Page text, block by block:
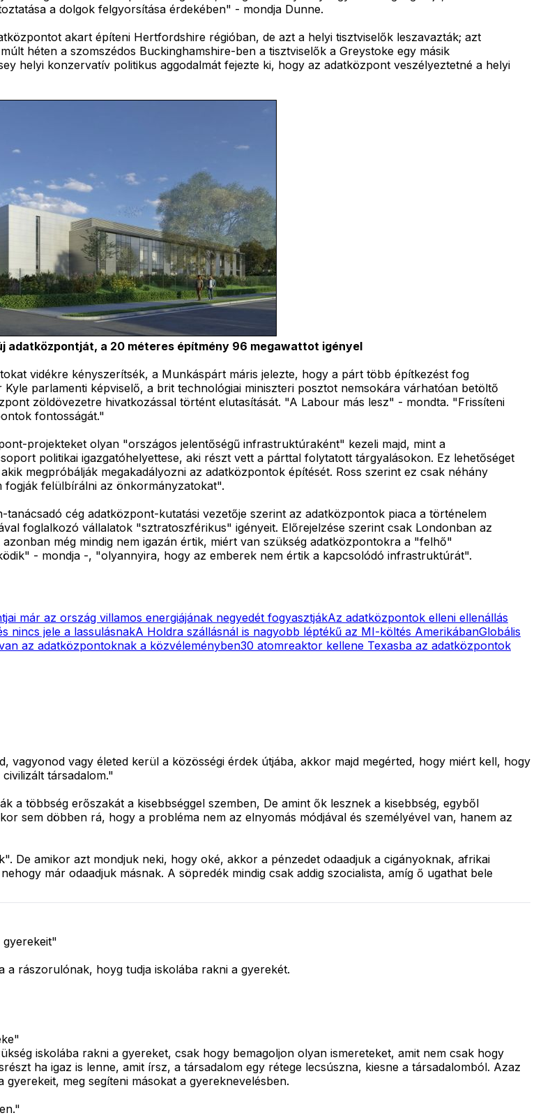
a dolgok felgyorsítása érdekében" - mondja Dunne.
akart építeni Hertfordshire régióban, de azt a helyi tisztviselők leszavazták; azt
héten a szomszédos Buckinghamshire-ben a tisztviselők a Greystoke egy másik
helyi konzervatív politikus aggodalmát fejezte ki, hogy az adatközpont veszélyeztetné a helyi
adatközpontját, a 20 méteres építmény 96 megawattot igényel
vidékre kényszerítsék, a Munkáspárt máris jelezte, hogy a párt több építkezést fog
parlamenti képviselő, a brit technológiai miniszteri posztot nemsokára várhatóan betöltő
zöldövezetre hivatkozással történt elutasítását. "A Labour más lesz" - mondta. "Frissíteni
fontosságát."
projekteket olyan "országos jelentőségű infrastruktúraként" kezeli majd, mint a
politikai igazgatóhelyettese, aki részt vett a párttal folytatott tárgyalásokon. Ez lehetőséget
megpróbálják megakadályozni az adatközpontok építését. Ross szerint ez csak néhány
felülbírálni az önkormányzatokat".
cég adatközpont-kutatási vezetője szerint az adatközpontok piaca a történelem
foglalkozó vállalatok "sztratoszférikus" igényeit. Előrejelzése szerint csak Londonban az
még mindig nem igazán értik, miért van szükség adatközpontokra a "felhő"
- mondja -, "olyannyira, hogy az emberek nem értik a kapcsolódó infrastruktúrát".
már az ország villamos energiájának negyedét fogyasztjákAz adatközpontok elleni ellenállás
nincs jele a lassulásnakA Holdra szállásnál is nagyobb léptékű az MI-költés AmerikábanGlobális
az adatközpontoknak a közvéleményben30 atomreaktor kellene Texasba az adatközpontok
vagyonod vagy életed kerül a közösségi érdek útjába, akkor majd megérted, hogy miért kell, hogy
társadalom."
a többség erőszakát a kisebbséggel szemben, De amint ők lesznek a kisebbség, egyből
sem döbben rá, hogy a probléma nem az elnyomás módjával és személyével van, hanem az
De amikor azt mondjuk neki, hogy oké, akkor a pénzedet odaadjuk a cigányoknak, afrikai
már odaadjuk másnak. A söpredék mindig csak addig szocialista, amíg ő ugathat bele
gyerekeit"
a rászorulónak, hoyg tudja iskolába rakni a gyerekét.
iskolába rakni a gyereket, csak hogy bemagoljon olyan ismereteket, amit nem csak hogy
ha igaz is lenne, amit írsz, a társadalom egy rétege lecsúszna, kiesne a társadalomból. Azaz
meg segíteni másokat a gyereknevelésben.